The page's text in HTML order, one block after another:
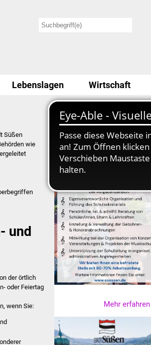
Lebenslagen Wirtschaft
Süßen
wie
und
der örtlich
oder Feiertag
wenn Sie:
Stellenausschreibung
Mehr erfahren